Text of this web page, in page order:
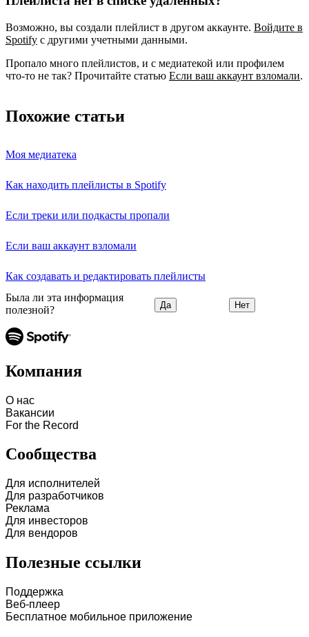
Возможно, вы создали плейлист в другом аккаунте. Войдите в
Spotify с другими учетными данными.
Пропало много плейлистов, и с медиатекой или профилем
что-то не так? Прочитайте статью Если ваш аккаунт взломали.
Похожие статьи
Моя медиатека
Как находить плейлисты в Spotify
Если треки или подкасты пропали
Если ваш аккаунт взломали
Как создавать и редактировать плейлисты
Была ли эта информация
полезной?
Да Нет
Компания
О нас
Вакансии
For the Record
Сообщества
Для исполнителей
Для разработчиков
Реклама
Для инвесторов
Для вендоров
Полезные ссылки
Поддержка
Веб-плеер
Бесплатное мобильное приложение